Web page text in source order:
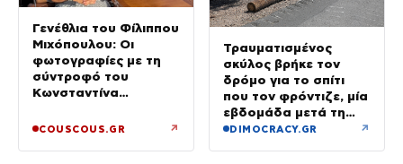
Γενέθλια του Φίλιππου
Μιχόπουλου: Οι
φωτογραφίες με τη
σύντροφό του
Κωνσταντίνα
δημόσιο «Σ’ αγαπώ»
COUSCOUS.GR ↗
Τραυματισμένος
σκύλος βρήκε τον
δρόμο για το σπίτι
που τον φρόντιζε, μία
εβδομάδα μετά τη
φωτιά στο Πόρτο
DIMOCRACY.GR ↗